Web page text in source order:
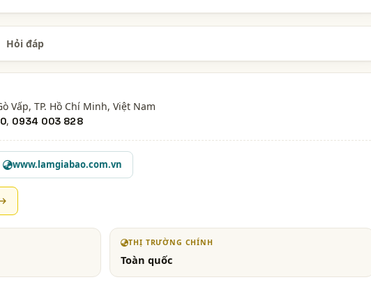
Hỏi đáp
Vấp, TP. Hồ Chí Minh, Việt Nam
, 0934 003 828
www.lamgiabao.com.vn
THỊ TRƯỜNG CHÍNH
Toàn quốc